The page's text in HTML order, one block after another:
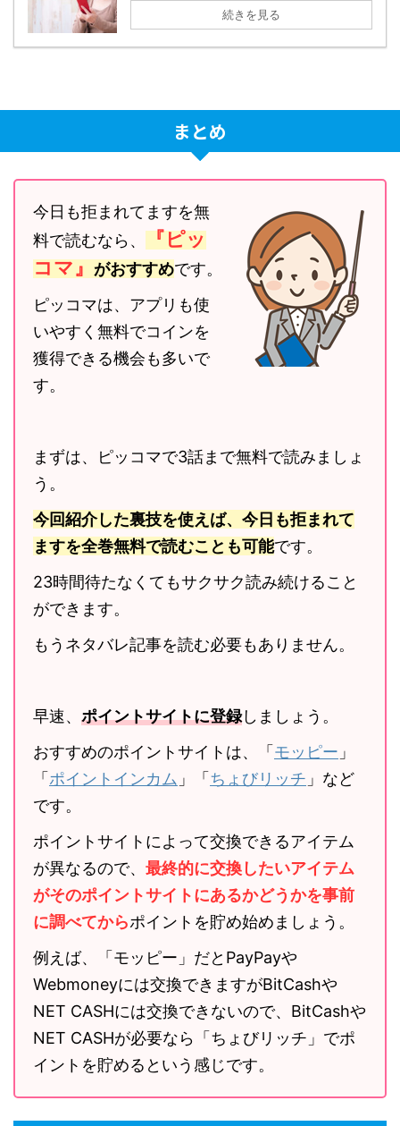
続きを見る
まとめ
今日も拒まれてますを無
料で読むなら、 『ピッ
コマ』がおすすめです。
ピッコマは、アプリも使
いやすく無料でコインを
獲得できる機会も多いで
す。
まずは、ピッコマで3話まで無料で読みましょ
う。
今回紹介した裏技を使えば、今日も拒まれて
ますを全巻無料で読むことも可能です。
23時間待たなくてもサクサク読み続けること
ができます。
もうネタバレ記事を読む必要もありません。
早速、 ポイントサイトに登録しましょう。
おすすめのポイントサイトは、「 モッピー 」
「 ポイントインカム 」「 ちょびリッチ 」など
です。
ポイントサイトによって交換できるアイテム
が異なるので、 最終的に交換したいアイテム
がそのポイントサイトにあるかどうかを事前
に調べてからポイントを貯め始めましょう。
例えば、「モッピー」だとPayPayや
Webmoneyには交換できますがBitCashや
NET CASHには交換できないので、BitCashや
NET CASHが必要なら「ちょびリッチ」でポ
イントを貯めるという感じです。